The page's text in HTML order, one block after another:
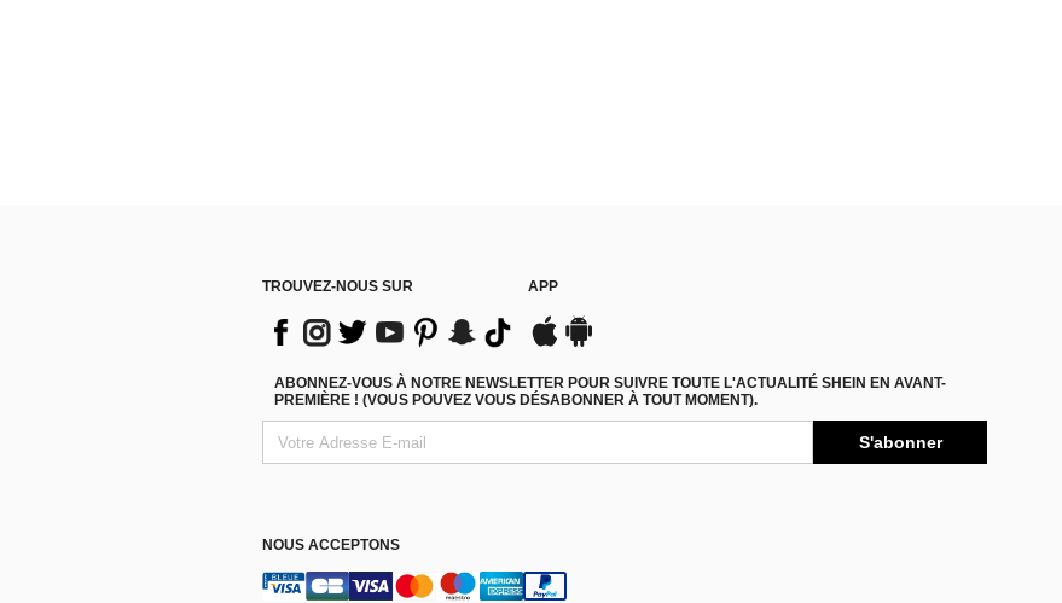
TROUVEZ-NOUS SUR APP
ABONNEZ-VOUS À NOTRE NEWSLETTER POUR SUIVRE TOUTE L'ACTUALITÉ SHEIN EN AVANT-
PREMIÈRE ! (VOUS POUVEZ VOUS DÉSABONNER À TOUT MOMENT).
S'abonner
NOUS ACCEPTONS